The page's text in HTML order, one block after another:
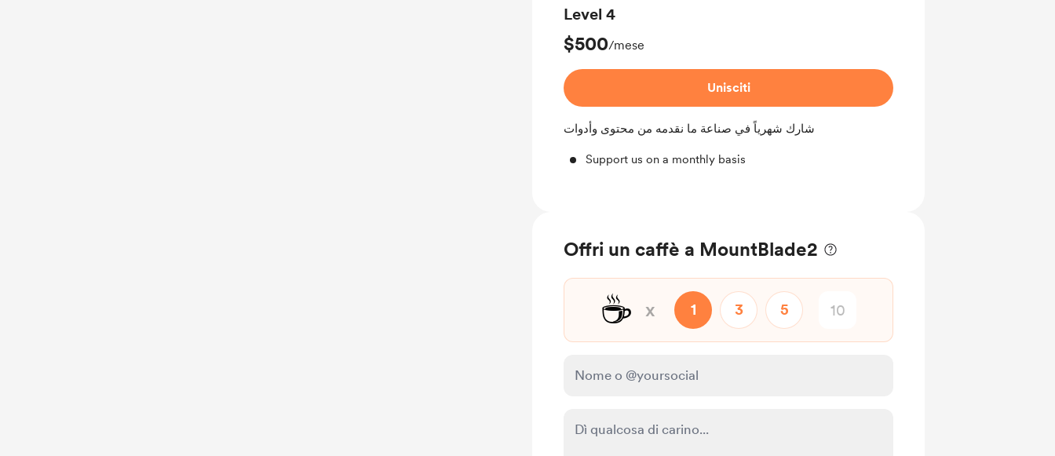
Level 4
$500/mese
Unisciti
شارك شهرياً في صناعة ما نقدمه من محتوى وأدوات
Support us on a monthly basis
Offri un caffè a MountBlade2
☕ x 1 3 5